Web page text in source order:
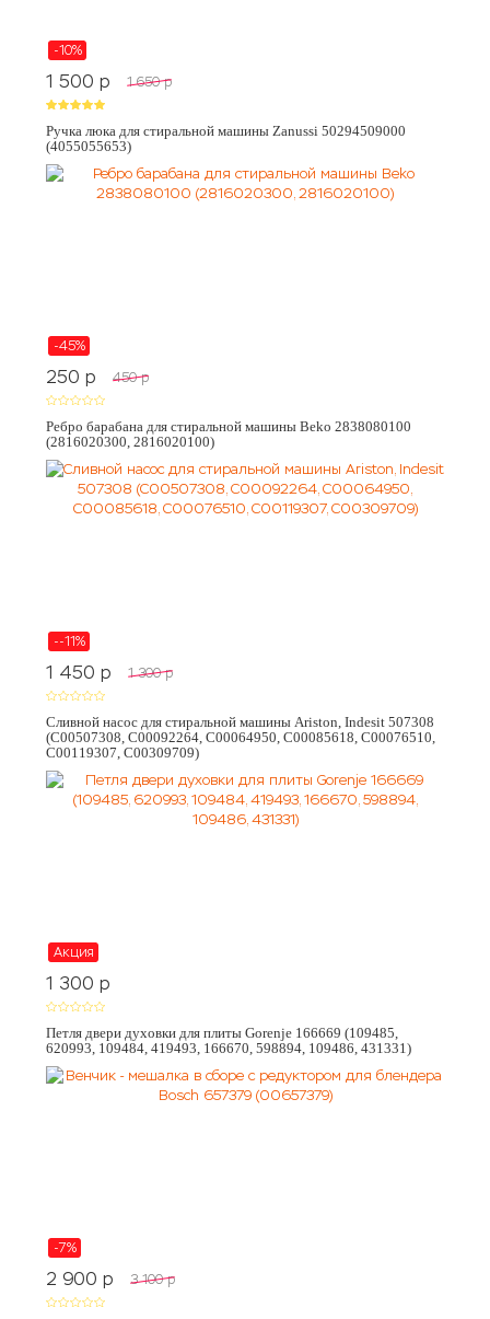
-10%
1 500 p 1 650 p
Ручка люка для стиральной машины Zanussi 50294509000
(4055055653)
-45%
250 p 450 p
Ребро барабана для стиральной машины Beko 2838080100
(2816020300, 2816020100)
--11%
1 450 p 1 300 p
Сливной насос для стиральной машины Ariston, Indesit 507308
(C00507308, C00092264, C00064950, C00085618, C00076510,
C00119307, C00309709)
Акция
1 300 p
Петля двери духовки для плиты Gorenje 166669 (109485,
620993, 109484, 419493, 166670, 598894, 109486, 431331)
-7%
2 900 p 3 100 p